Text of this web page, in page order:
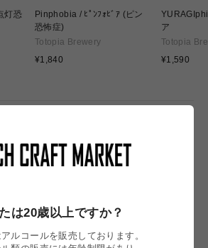
灯恐
Pinphobia / ﾋﾟﾝﾌｫﾋﾞｱ (ピン
恐怖症)
Totopia Brewery
通
¥1,840
ア
Totopia
通
¥1,590
は20歳以上ですか？
ルコールを販売しております。